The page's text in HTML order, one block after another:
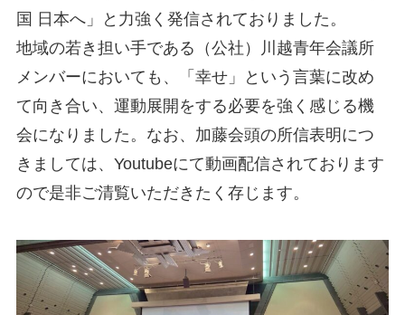
国 日本へ」と力強く発信されておりました。
地域の若き担い手である（公社）川越青年会議所
メンバーにおいても、「幸せ」という言葉に改め
て向き合い、運動展開をする必要を強く感じる機
会になりました。なお、加藤会頭の所信表明につ
きましては、Youtubeにて動画配信されております
ので是非ご清覧いただきたく存じます。